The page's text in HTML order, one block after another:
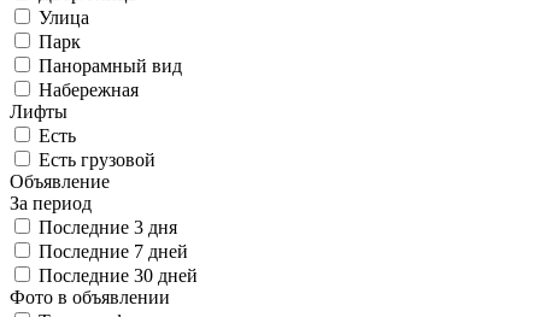
Улица
Парк
Панорамный вид
Набережная
Лифты
Есть
Есть грузовой
Объявление
За период
Последние 3 дня
Последние 7 дней
Последние 30 дней
Фото в объявлении